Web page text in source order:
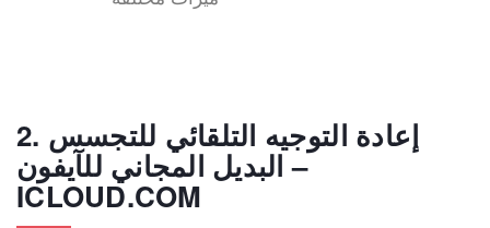
2. إعادة التوجيه التلقائي للتجسس
البديل المجاني للآيفون –
ICLOUD.COM